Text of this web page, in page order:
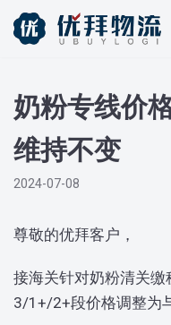
跳
至
文
奶粉专线价
维持不变
2024-07-08
尊敬的优拜客户，
接海关针对奶粉清关
3/1+/2+段价格调整为